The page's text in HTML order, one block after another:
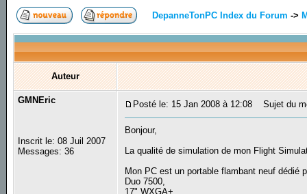
DepanneTonPC Index du Forum ->
Auteur
GMNEric
Inscrit le: 08 Juil 2007
Messages: 36
Posté le: 15 Jan 2008 à 12:08 Sujet du
Bonjour,
La qualité de simulation de mon Flight
Mon PC est un portable flambant neuf dédié
Duo 7500,
17",WXGA+,